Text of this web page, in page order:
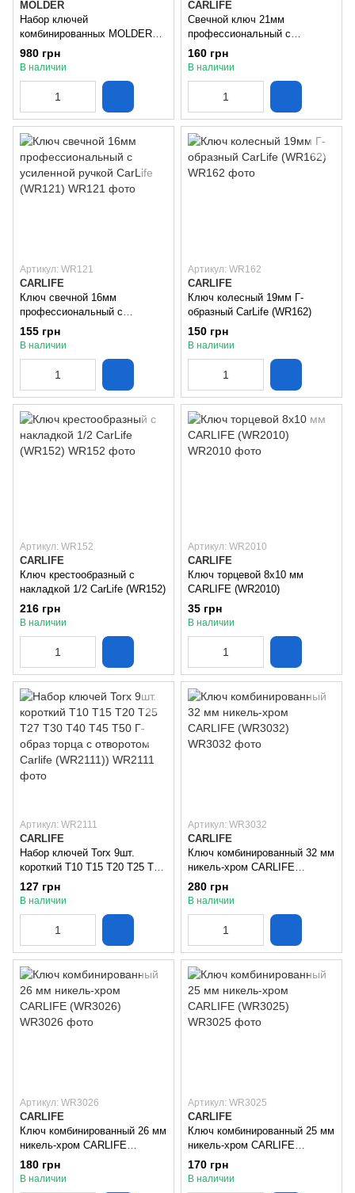
MOLDER
Набор ключей
комбинированных MOLDER
15шт CR-V (6-22мм) (MT58115)
980 грн
В наличии
CARLIFE
Свечной ключ 21мм
профессиональный с
усиленной ручкой CarlLife
(WR122)
160 грн
В наличии
Артикул: WR121
CARLIFE
Ключ свечной 16мм
профессиональный с
усиленной ручкой CarLife
(WR121)
155 грн
В наличии
Артикул: WR162
CARLIFE
Ключ колесный 19мм Г-
образный CarLife (WR162)
150 грн
В наличии
Артикул: WR152
CARLIFE
Ключ крестообразный с
накладкой 1/2 CarLife (WR152)
216 грн
В наличии
Артикул: WR2010
CARLIFE
Ключ торцевой 8х10 мм
CARLIFE (WR2010)
35 грн
В наличии
Артикул: WR2111
CARLIFE
Набор ключей Torx 9шт.
короткий T10 T15 T20 T25 T27
T30 T40 T45 T50 Г-образ
торца с отворотом Carlife
127 грн
В наличии
Артикул: WR3032
CARLIFE
Ключ комбинированный 32 мм
никель-хром CARLIFE
(WR3032)
280 грн
В наличии
Артикул: WR3026
CARLIFE
Ключ комбинированный 26 мм
никель-хром CARLIFE
(WR3026)
180 грн
В наличии
Артикул: WR3025
CARLIFE
Ключ комбинированный 25 мм
никель-хром CARLIFE
(WR3025)
170 грн
В наличии